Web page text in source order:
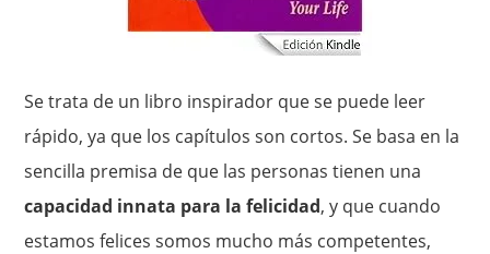
Se trata de un libro inspirador que se puede leer
rápido, ya que los capítulos son cortos. Se basa en la
sencilla premisa de que las personas tienen una
capacidad innata para la felicidad, y que cuando
estamos felices somos mucho más competentes,